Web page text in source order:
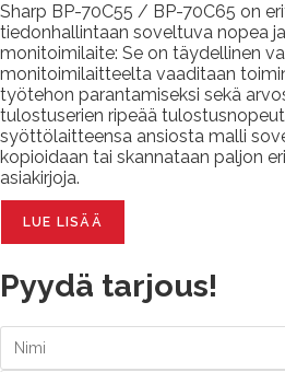
Sharp BP-70C55 / BP-70C65 on
tiedonhallintaan soveltuva nopea
monitoimilaite: Se on täydellinen
monitoimilaitteelta vaaditaan
työtehon parantamiseksi sekä
tulostuserien ripeää
syöttölaitteensa ansiosta malli
kopioidaan tai skannataan paljon
asiakirjoja.
LUE LISÄÄ
Pyydä tarjous!